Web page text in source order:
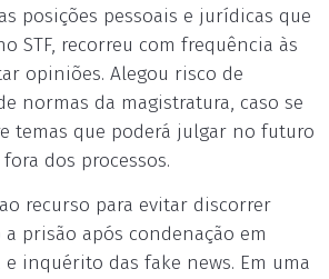
posições pessoais e jurídicas que
STF, recorreu com frequência às
opiniões. Alegou risco de
normas da magistratura, caso se
temas que poderá julgar no futuro
dos processos.
recurso para evitar discorrer
prisão após condenação em
inquérito das fake news. Em uma